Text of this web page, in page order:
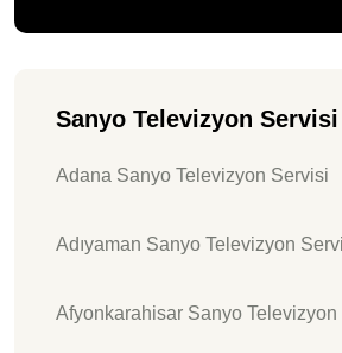
Sanyo Televizyon Servisi
Adana Sanyo Televizyon Servisi
Adıyaman Sanyo Televizyon
Afyonkarahisar Sanyo Televizyon